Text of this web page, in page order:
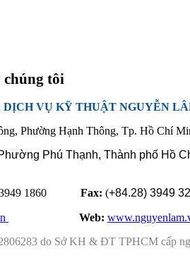
chúng tôi
DỊCH VỤ KỸ THUẬT NGUYỄN
Phường Hạnh Thông, Tp. Hồ Chí
Phú Thạnh, Thành phố Hồ
- 3949 1860 Fax: (+84.28) 3949
Web:
do Sở KH & ĐT TPHCM cấp